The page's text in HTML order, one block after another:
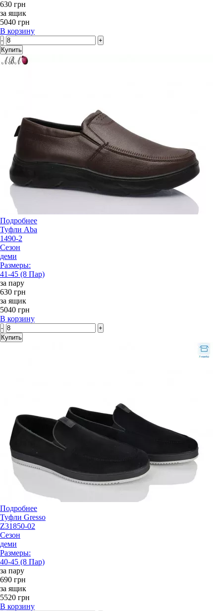
630 грн
за ящик
5040 грн
В корзину
-
+
Купить
Подробнее
Туфли Aba
1490-2
Сезон
деми
Размеры:
41-45 (8 Пар)
за пару
630 грн
за ящик
5040 грн
В корзину
-
+
Купить
Подробнее
Туфли Gresso
Z31850-02
Сезон
деми
Размеры:
40-45 (8 Пар)
за пару
690 грн
за ящик
5520 грн
В корзину